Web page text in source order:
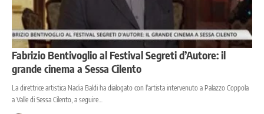
Fabrizio Bentivoglio al Festival Segreti d’Autore: il
grande cinema a Sessa Cilento
La direttrice artistica Nadia Baldi ha dialogato con l'artista intervenuto a Palazzo Coppola
a Valle di Sessa Cilento, a seguire…